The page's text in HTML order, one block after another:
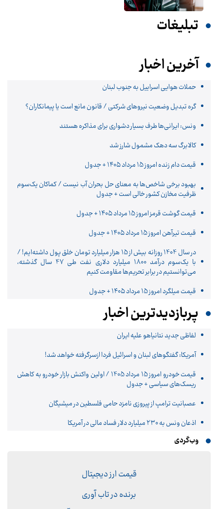
تبلیغات
آخرین اخبار
حملات هوایی اسراییل به جنوب لبنان
گره تبدیل وضعیت نیروهای شرکتی / قانون مانع است یا پیمانکاران؟
ونس: ایرانی‌ها طرف بسیار دشواری برای مذاکره هستند
کالابرگ سه دهک مشمول شارز شد
قیمت دام زنده امروز 15 مرداد ۱۴۰۵ + جدول
بهبود برخی شاخص‌ها به معنای حل بحران آب نیست / کماکان یک‌سوم
ظرفیت مخازن کشور خالی است + جدول
قیمت گوشت قرمز امروز 15 مرداد ۱۴۰۵ + جدول
قیمت تیرآهن امروز 15 مرداد ۱۴۰۵ + جدول
در سال 1404 روزانه بیش از 15 هزار میلیارد تومان خلق پول داشته‌ایم! /
با یک‌سوم درآمد 1800 میلیارد دلاری نفت طی 47 سال گذشته،
می‌توانستیم در برابر تحریم‌ها مقاومت کنیم
قیمت میلگرد امروز 15 مرداد ۱۴۰۵ + جدول
پربازدیدترین اخبار
لفاظی جدید نتانیاهو علیه ایران
آمریکا: گفتگوهای لبنان و اسرائیل فردا ازسرگرفته خواهد شد!
قیمت خودرو امروز 15 مرداد 1405 / اولین واکنش بازار خودرو به کاهش
ریسک‌های سیاسی + جدول
عصبانیت ترامپ از پیروزی نامزد حامی فلسطین در میشیگان
اذعان ونس به ۲۳۰ میلیارد دلار فساد مالی در آمریکا
وب‌گردی
قیمت ارز دیجیتال
برنده در تاب آوری